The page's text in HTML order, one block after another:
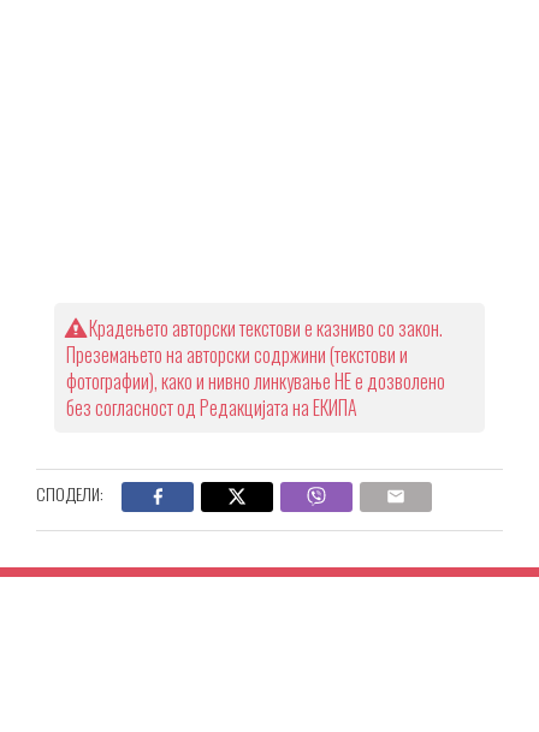
Крадењето авторски текстови е казниво со закон.
Преземањето на авторски содржини (текстови и
фотографии), како и нивно линкување НЕ е дозволено
без согласност од Редакцијата на ЕКИПА
СПОДЕЛИ: